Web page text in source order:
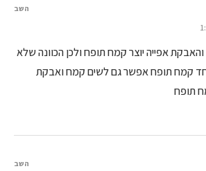
אפייה יוצר קמח תופח ולכן הכוונה שלא
קמח תופח אפשר גם לשים קמח ואבקת
תופח
השב
השב